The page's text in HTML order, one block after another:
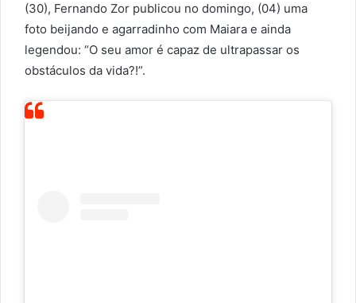
(30), Fernando Zor publicou no domingo, (04) uma
foto beijando e agarradinho com Maiara e ainda
legendou: “O seu amor é capaz de ultrapassar os
obstáculos da vida?!”.